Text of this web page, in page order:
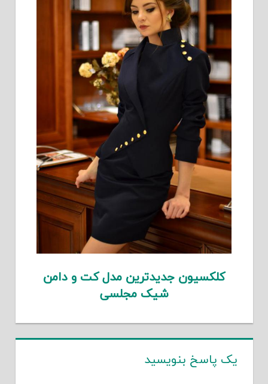
کلکسیون جدیدترین مدل کت و دامن
شیک مجلسی
یک پاسخ بنویسید